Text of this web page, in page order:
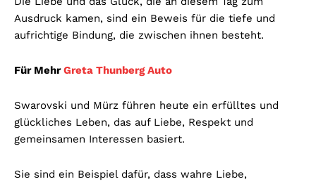
Ausdruck kamen, sind ein Beweis für die tiefe und
aufrichtige Bindung, die zwischen ihnen besteht.
Für MehrGreta Thunberg Auto
Swarovski und Mürz führen heute ein erfülltes und
glückliches Leben, das auf Liebe, Respekt und
gemeinsamen Interessen basiert.
Sie sind ein Beispiel dafür, dass wahre Liebe,